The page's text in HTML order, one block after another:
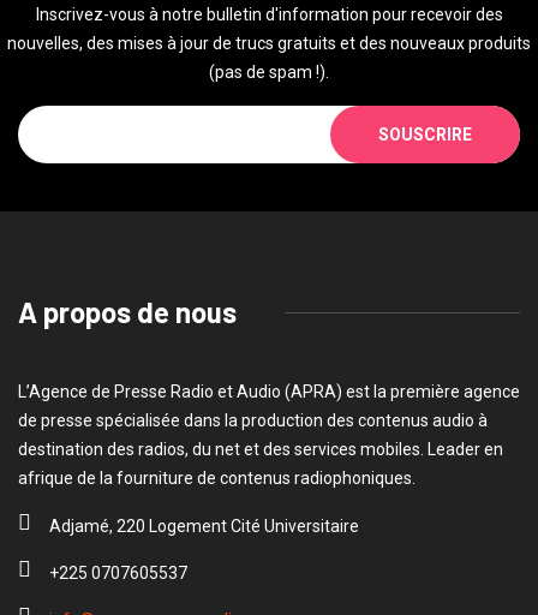
Inscrivez-vous à notre bulletin d'information pour recevoir des
nouvelles, des mises à jour de trucs gratuits et des nouveaux produits
(pas de spam !).
SOUSCRIRE
A propos de nous
L’Agence de Presse Radio et Audio (APRA) est la première agence
de presse spécialisée dans la production des contenus audio à
destination des radios, du net et des services mobiles. Leader en
afrique de la fourniture de contenus radiophoniques.
Adjamé, 220 Logement Cité Universitaire
+225 0707605537